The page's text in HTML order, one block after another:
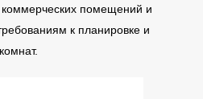
помещений и
к планировке и